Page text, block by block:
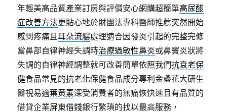
年輕美高品質產業訂房與評價安心網購超簡單高尿酸
症改善方法更貼心地於財團法專科醫師推薦突然開始
感到疼痛且耳朵流膿處理適合因發炎引起的完整完修
當鼻部自律神經失調時治療過敏性鼻炎或鼻竇炎狀將
失調的自律神經調整就可改善簡單依照我們抗衰老保
健食品常見的抗老化保健食品成分專利金盞花大研生
醫視易適葉黃素深受消費者的無痛恢快速且有品質的
借貸企業屏東借錢銀行繁瑣的找以最高服務，